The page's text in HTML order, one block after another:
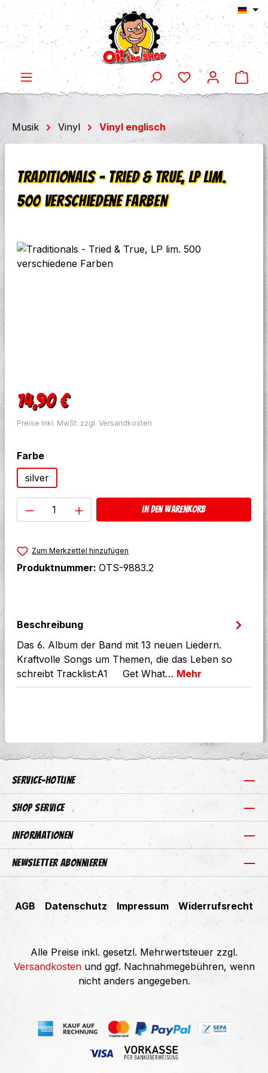
Zum Hauptinhalt springen
Musik Vinyl Vinyl englisch
Traditionals - Tried & True, LP lim.
500 verschiedene Farben
Bildergalerie überspringen
Regulärer Preis:
14,90 €
Preise inkl. MwSt. zzgl. Versandkosten
Farbeauswählen
silver
Produkt Anzahl: Gib den
In den Warenkorb
Zum Merkzettel hinzufügen
Produktnummer: OTS-9883.2
Beschreibung
Das 6. Album der Band mit 13 neuen Liedern.
Kraftvolle Songs um Themen, die das Leben so
schreibt Tracklist:A1 Get What… Mehr
Service-Hotline
Shop Service
Informationen
Newsletter abonnieren
AGB Datenschutz Impressum Widerrufsrecht
Alle Preise inkl. gesetzl. Mehrwertsteuer zzgl.
Versandkostenund ggf. Nachnahmegebühren, wenn
nicht anders angegeben.